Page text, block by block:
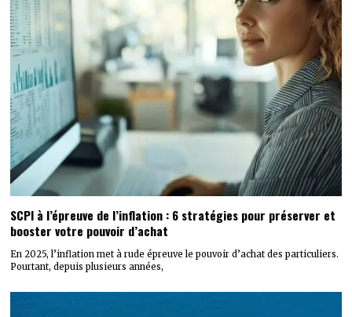
SCPI à l’épreuve de l’inflation : 6 stratégies pour préserver et
booster votre pouvoir d’achat
En 2025, l’inflation met à rude épreuve le pouvoir d’achat des particuliers.
Pourtant, depuis plusieurs années,